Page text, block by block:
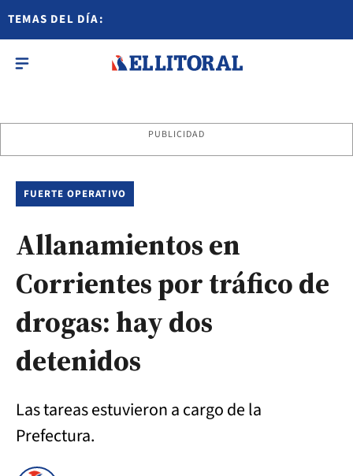
TEMAS DEL DÍA:
PUBLICIDAD
FUERTE OPERATIVO
Allanamientos en
Corrientes por tráfico de
drogas: hay dos
detenidos
Las tareas estuvieron a cargo de la
Prefectura.